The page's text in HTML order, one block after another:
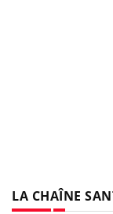
LA CHAÎNE